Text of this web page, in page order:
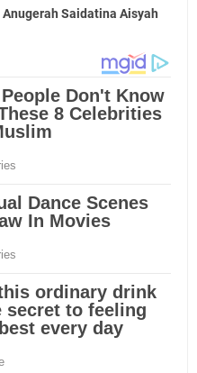
Anugerah Saidatina Aisyah